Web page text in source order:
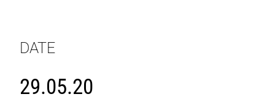
DATE
29.05.20